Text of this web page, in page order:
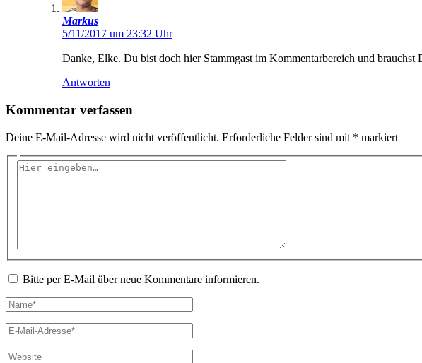
Markus
5/11/2017 um 23:32 Uhr
Danke, Elke. Du bist doch hier Stammgast im Kommentarbereich und
Antworten
Kommentar verfassen
Deine E-Mail-Adresse wird nicht veröffentlicht. Erforderliche Felder sind mit * markiert
Hier
Bitte per E-Mail über neue Kommentare informieren.
Name*
E-
Mail-
Adresse*
Website